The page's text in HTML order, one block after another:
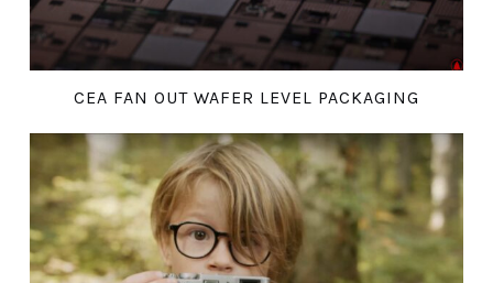
CEA FAN OUT WAFER LEVEL PACKAGING